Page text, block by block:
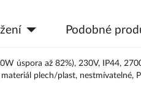
Podobné
úspora až 82%), 230V, IP44,
plech/plast, nestmívatelné,